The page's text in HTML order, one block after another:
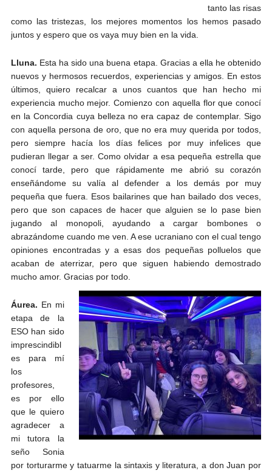
tanto las risas
como las tristezas, los mejores momentos los hemos pasado
juntos y espero que os vaya muy bien en la vida.
Lluna. Esta ha sido una buena etapa. Gracias a ella he obtenido
nuevos y hermosos recuerdos, experiencias y amigos. En estos
últimos, quiero recalcar a unos cuantos que han hecho mi
experiencia mucho mejor. Comienzo con aquella flor que conocí
en la Concordia cuya belleza no era capaz de contemplar. Sigo
con aquella persona de oro, que no era muy querida por todos,
pero siempre hacía los días felices por muy infelices que
pudieran llegar a ser. Como olvidar a esa pequeña estrella que
conocí tarde, pero que rápidamente me abrió su corazón
enseñándome su valía al defender a los demás por muy
pequeña que fuera. Esos bailarines que han bailado dos veces,
pero que son capaces de hacer que alguien se lo pase bien
jugando al monopoli, ayudando a cargar bombones o
abrazándome cuando me ven. A ese ucraniano con el cual tengo
opiniones encontradas y a esas dos pequeñas polluelos que
acaban de aterrizar, pero que siguen habiendo demostrado
mucho amor. Gracias por todo.
Áurea. En mi
etapa de la
ESO han sido
imprescindibl
es para mí
los
profesores,
es por ello
que le quiero
agradecer a
mi tutora la
seño Sonia
por torturarme y tatuarme la sintaxis y literatura, a don Juan por